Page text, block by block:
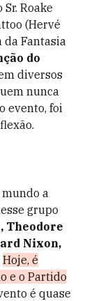
Roake
(Hervé
da Fantasia
do
diversos
nunca
evento, foi
a
grupo
Theodore
Nixon,
Hoje, é
e o Partido
é quase